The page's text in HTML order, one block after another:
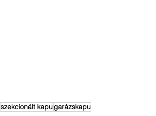
szekcionált kapugarázskapu